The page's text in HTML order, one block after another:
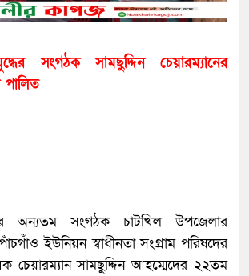
সংগঠক সামছুদ্দিন চেয়ারম্যানের
অন্যতম সংগঠক চাটখিল উপজেলার
ইউনিয়ন স্বাধীনতা সংগ্রাম পরিষদের
চেয়ারম্যান সামছুদ্দিন আহম্মেদের ২২তম